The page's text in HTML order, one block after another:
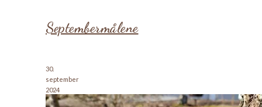
Septembermålene
30.
september
2024